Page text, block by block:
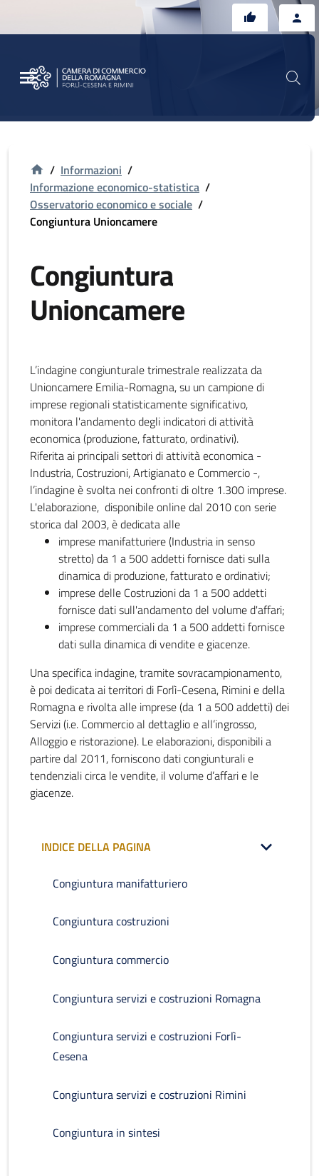
/ Informazioni /
Informazione economico-statistica /
Osservatorio economico e sociale /
Congiuntura Unioncamere
Congiuntura
Unioncamere
L’indagine congiunturale trimestrale realizzata da
Unioncamere Emilia-Romagna, su un campione di
imprese regionali statisticamente significativo,
monitora l'andamento degli indicatori di attività
economica (produzione, fatturato, ordinativi).
Riferita ai principali settori di attività economica -
Industria, Costruzioni, Artigianato e Commercio -,
l’indagine è svolta nei confronti di oltre 1.300 imprese.
L'elaborazione, disponibile online dal 2010 con serie
storica dal 2003, è dedicata alle
imprese manifatturiere (Industria in senso
stretto) da 1 a 500 addetti fornisce dati sulla
dinamica di produzione, fatturato e ordinativi;
imprese delle Costruzioni da 1 a 500 addetti
fornisce dati sull'andamento del volume d'affari;
imprese commerciali da 1 a 500 addetti fornisce
dati sulla dinamica di vendite e giacenze.
Una specifica indagine, tramite sovracampionamento,
è poi dedicata ai territori di Forlì-Cesena, Rimini e della
Romagna e rivolta alle imprese (da 1 a 500 addetti) dei
Servizi (i.e. Commercio al dettaglio e all’ingrosso,
Alloggio e ristorazione). Le elaborazioni, disponibili a
partire dal 2011, forniscono dati congiunturali e
tendenziali circa le vendite, il volume d’affari e le
giacenze.
INDICE DELLA PAGINA
Congiuntura manifatturiero
Congiuntura costruzioni
Congiuntura commercio
Congiuntura servizi e costruzioni Romagna
Congiuntura servizi e costruzioni Forlì-
Cesena
Congiuntura servizi e costruzioni Rimini
Congiuntura in sintesi